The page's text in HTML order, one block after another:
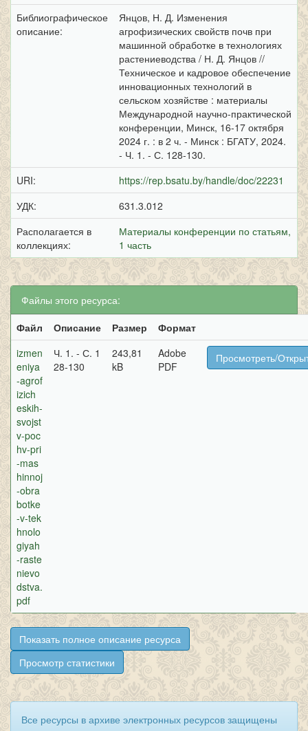
Библиографическое
описание:
Янцов, Н. Д. Изменения
агрофизических свойств почв при
машинной обработке в технологиях
растениеводства / Н. Д. Янцов //
Техническое и кадровое обеспечение
инновационных технологий в
сельском хозяйстве : материалы
Международной научно-практической
конференции, Минск, 16-17 октября
2024 г. : в 2 ч. - Минск : БГАТУ, 2024.
- Ч. 1. - С. 128-130.
URI:
https://rep.bsatu.by/handle/doc/22231
УДК:
631.3.012
Располагается в
коллекциях:
Материалы конференции по статьям,
1 часть
Файлы этого ресурса:
Файл
Описание Размер
Формат
izmen
eniya
-agrof
izich
eskih-
svojst
v-poc
hv-pri
-mas
hinnoj
-obra
botke
-v-tek
hnolo
giyah
-raste
nievo
dstva.
pdf
Ч. 1. - С. 1
28-130
243,81
kB
Adobe
PDF
Просмотреть/
Показать полное описание ресурса
Просмотр статистики
Все ресурсы в архиве электронных ресурсов защищены